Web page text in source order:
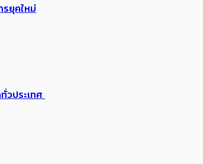
ยุคใหม่
วประเทศ